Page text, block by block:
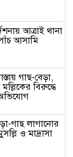
আত্রাই থানা
আসামি
গাছ-বেড়া,
বিরুদ্ধে
অভিযোগ
গাছ লাগানোর
ও মাদ্রাসা